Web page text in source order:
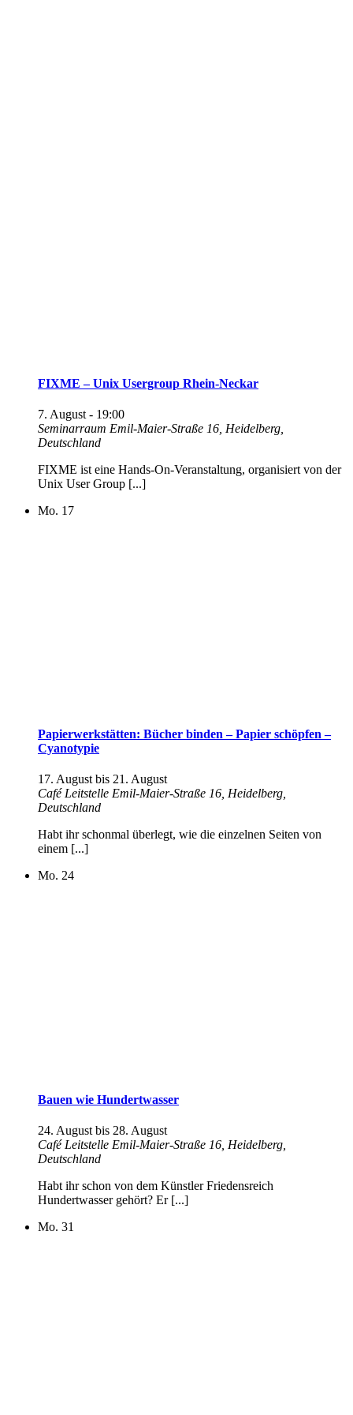
FIXME – Unix Usergroup Rhein-Neckar
7. August - 19:00
Seminarraum Emil-Maier-Straße 16, Heidelberg,
Deutschland
FIXME ist eine Hands-On-Veranstaltung, organisiert von der
Unix User Group [...]
Mo. 17
Papierwerkstätten: Bücher binden – Papier schöpfen –
Cyanotypie
17. Augustbis 21. August
Café Leitstelle Emil-Maier-Straße 16, Heidelberg,
Deutschland
Habt ihr schonmal überlegt, wie die einzelnen Seiten von
einem [...]
Mo. 24
Bauen wie Hundertwasser
24. August bis 28. August
Café Leitstelle Emil-Maier-Straße 16, Heidelberg,
Deutschland
Habt ihr schon von dem Künstler Friedensreich
Hundertwasser gehört? Er [...]
Mo. 31